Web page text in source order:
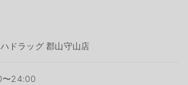
ドラッグ 郡山守山店
〜24:00